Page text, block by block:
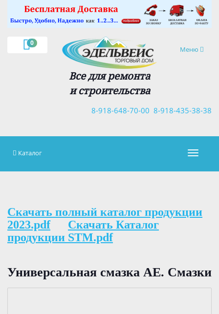
0
Навигация
Меню
Все для ремонта
и строительства
8-918-435-38-38
8-918-648-70-00
×
Каталог
Скачать полный каталог продукции
2023.pdf
Скачать Каталог
продукции STM.pdf
Универсальная смазка АЕ. Смазки